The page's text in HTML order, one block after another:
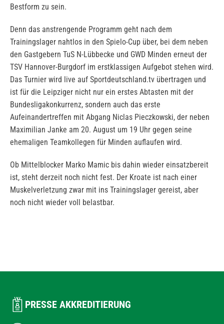
Bestform zu sein.
Denn das anstrengende Programm geht nach dem
Trainingslager nahtlos in den Spielo-Cup über, bei dem neben
den Gastgebern TuS N-Lübbecke und GWD Minden erneut der
TSV Hannover-Burgdorf im erstklassigen Aufgebot stehen wird.
Das Turnier wird live auf Sportdeutschland.tv übertragen und
ist für die Leipziger nicht nur ein erstes Abtasten mit der
Bundesligakonkurrenz, sondern auch das erste
Aufeinandertreffen mit Abgang Niclas Pieczkowski, der neben
Maximilian Janke am 20. August um 19 Uhr gegen seine
ehemaligen Teamkollegen für Minden auflaufen wird.
Ob Mittelblocker Marko Mamic bis dahin wieder einsatzbereit
ist, steht derzeit noch nicht fest. Der Kroate ist nach einer
Muskelverletzung zwar mit ins Trainingslager gereist, aber
noch nicht wieder voll belastbar.
PRESSE AKKREDITIERUNG